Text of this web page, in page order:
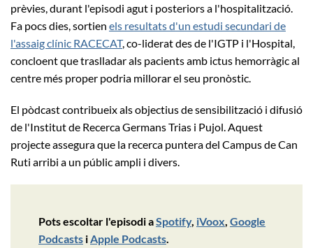
prèvies, durant l'episodi agut i posteriors a l'hospitalització.
Fa pocs dies, sortien els resultats d'un estudi secundari de
l'assaig clínic RACECAT, co-liderat des de l'IGTP i l'Hospital,
concloent que traslladar als pacients amb ictus hemorràgic al
centre més proper podria millorar el seu pronòstic.
El pòdcast contribueix als objectius de sensibilització i difusió
de l'Institut de Recerca Germans Trias i Pujol. Aquest
projecte assegura que la recerca puntera del Campus de Can
Ruti arribi a un públic ampli i divers.
Pots escoltar l'episodi aSpotify, iVoox Google
Podcasts i Apple Podcasts